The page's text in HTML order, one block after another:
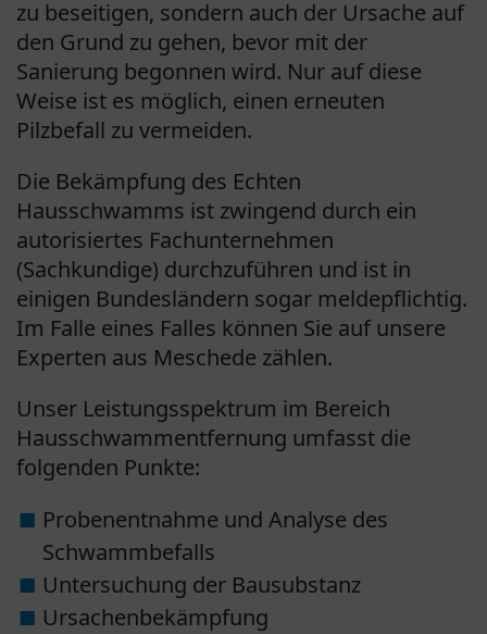
zu beseitigen, sondern auch der Ursache auf
den Grund zu gehen, bevor mit der
Sanierung begonnen wird. Nur auf diese
Weise ist es möglich, einen erneuten
Pilzbefall zu vermeiden.
Die Bekämpfung des Echten
Hausschwamms ist zwingend durch ein
autorisiertes Fachunternehmen
(Sachkundige) durchzuführen und ist in
einigen Bundesländern sogar meldepflichtig.
Im Falle eines Falles können Sie auf unsere
Experten aus Meschede zählen.
Unser Leistungsspektrum im Bereich
Hausschwammentfernung umfasst die
folgenden Punkte:
Probenentnahme und Analyse des
Schwammbefalls
Untersuchung der Bausubstanz
Ursachenbekämpfung